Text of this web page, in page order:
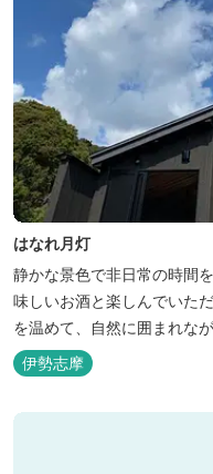
はなれ月灯
静かな景色で非日常の時間
味しいお酒と楽しんでいた
を温めて、自然に囲まれな
伊勢志摩